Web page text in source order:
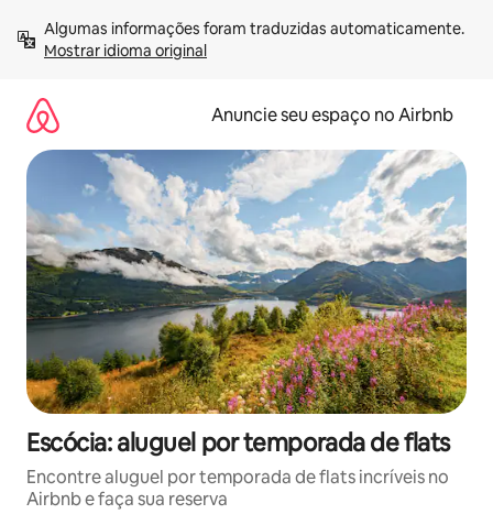
para
Mostrar idioma original
Anuncie seu espaço no Airbnb
Escócia: aluguel por temporada de flats
Encontre aluguel por temporada de flats incríveis no
Airbnb e faça sua reserva